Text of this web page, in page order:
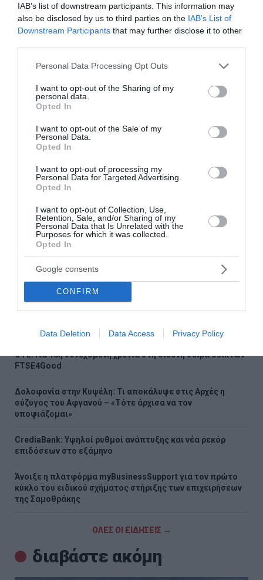
IAB’s list of downstream participants. This information may
also be disclosed by us to third parties on the IAB’s List of
Downstream Participants that may further disclose it to other
Please note that this website/app uses one or more Google
not limited to your visit or usage behaviour. You may click to
grant or deny consent to Google and its third-party tags to
use your data for below specified purposes in below Google
consent section.
Personal Data Processing Opt Outs
I want to opt-out of the Sharing of my
personal data.
Opted In
I want to opt-out of the Sale of my
Personal Data.
Opted In
I want to opt-out of processing my
Personal Data for Targeted Advertising.
Opted In
I want to opt-out of Collection, Use,
Retention, Sale, and/or Sharing of my
Personal Data that Is Unrelated with the
Purposes for which it was collected.
Opted In
Google consents
CONFIRM
Data Deletion Data Access Privacy Policy
Ακολουθήστε το Lykavitos.gr
στο Google News
και μάθετε πρώτοι όλες τις
ειδήσεις
Ολοκληρώθηκαν 325 αυτοψίες στις πυρόπληκτες
περιοχές – «Κόκκινα» 118 κτίρια
ΕΟΔΥ: 23 νέα κρούσματα του ιού του Δυτικού Νείλου την
τελευταία εβδομάδα
Ζάκυνθος: Οκτώ καταγγελίες για βιασμό μέσα σε 20
ημέρες
Αργολίδα: Προφυλακίστηκαν οι δύο Ινδοί για τη
δολοφονία του 58χρονου ψυχολόγου
Η μυστική συνάντηση του Πεζεσκιάν με τον Χαμενεΐ στο
πίσω μέρος αυτοκινήτου με φιμέ τζάμια
Υψηλή γέφυρα
ΟΤΕ: Για 18η συνεχόμενη χρονιά στη διεθνή σειρά δεικτών
FTSE4Good
Δολοφονία στην Κυψέλη: Τι αποκάλυψε στις Αρχές η
σύζυγος του Αφγανού – «Τότε άρχισα να τον
υποψιάζομαι»
CrediaBank: Υψηλοί ρυθμοί ανάπτυξης και νέα ρεκόρ
επιδόσεων στο εξάμηνο
Άνοιξε η πλατφόρμα myBusinessSupport για τον πρώτο
κύκλο του ειδικού σχήματος στήριξης των επιχειρήσεων
της Σαμοθράκης
ΟΛΕΣ ΟΙ ΕΙΔΗΣΕΙΣ →
διαβάστε ακόμη